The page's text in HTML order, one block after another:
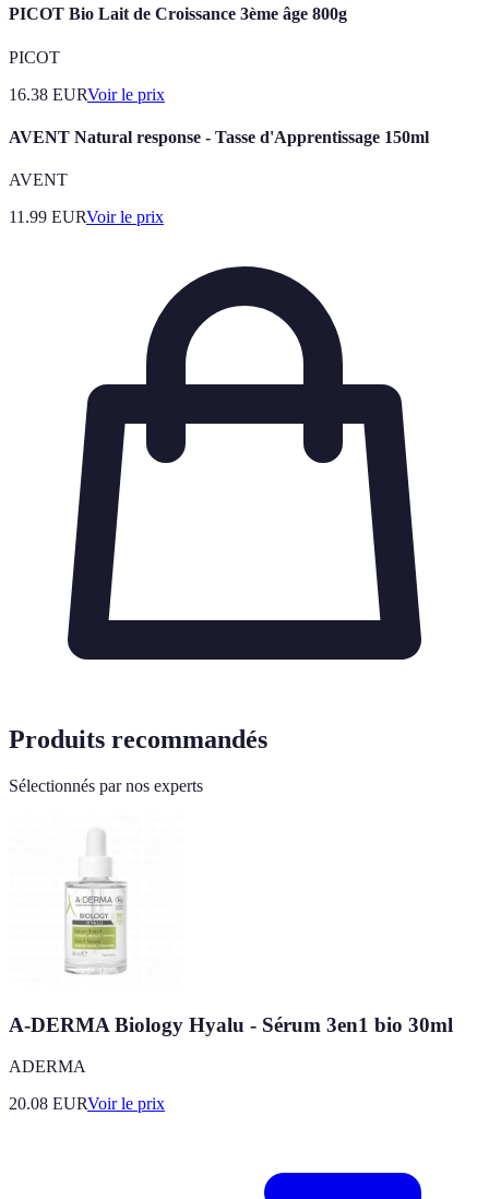
PICOT Bio Lait de Croissance 3ème âge 800g
PICOT
16.38 EURVoir le prix
AVENT Natural response - Tasse d'Apprentissage 150ml
AVENT
11.99 EURVoir le prix
Produits recommandés
Sélectionnés par nos experts
A-DERMA Biology Hyalu - Sérum 3en1 bio 30ml
ADERMA
20.08 EURVoir le prix